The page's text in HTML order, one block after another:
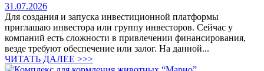
31.07.2026
Для создания и запуска инвестиционной платформы
приглашаю инвестора или группу инвесторов. Сейчас у
компаний есть сложности в привлечении финансирования,
везде требуют обеспечение или залог. На данной...
ЧИТАТЬ ДАЛЕЕ >>>